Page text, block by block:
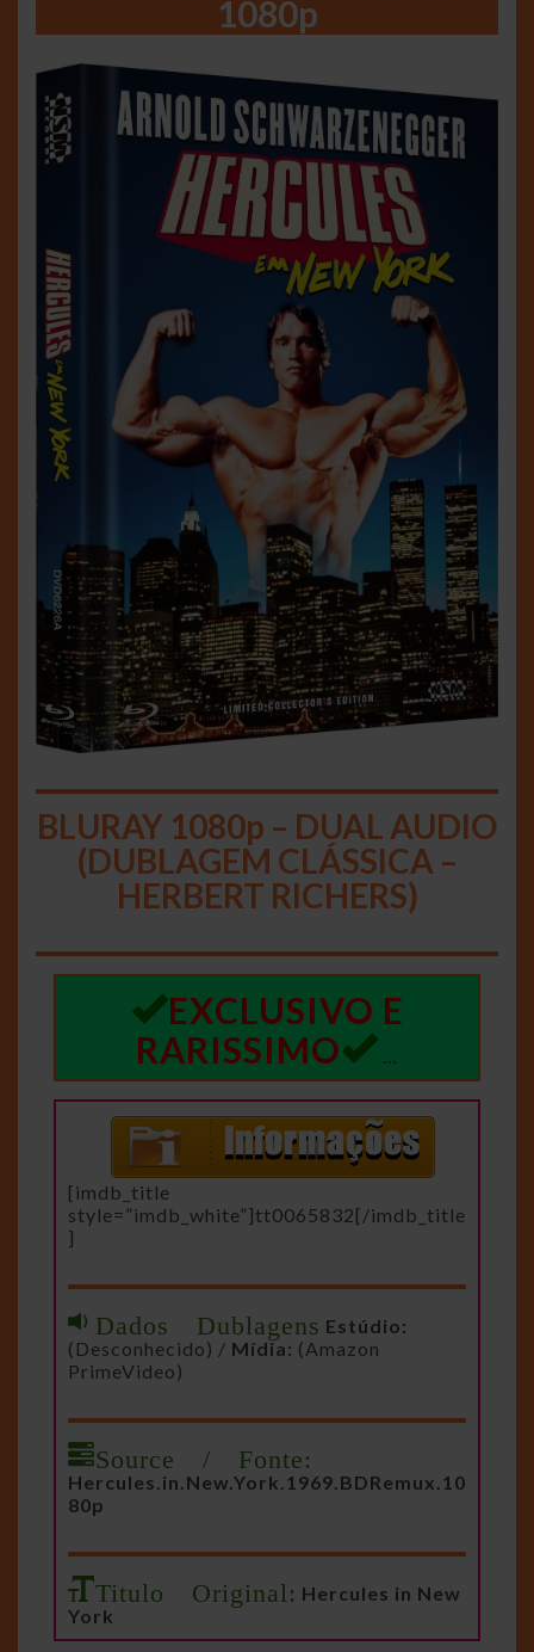
1080p
BLURAY 1080p – DUAL AUDIO
(DUBLAGEM CLÁSSICA –
HERBERT RICHERS)
EXCLUSIVO E
RARISSIMO
…
[imdb_title
style=”imdb_white”]tt0065832[/imdb_title
]
Dados Dublagens Estúdio:
(Desconhecido) / Mídia: (Amazon
PrimeVideo)
Source / Fonte:
Hercules.in.New.York.1969.BDRemux.10
80p
Titulo Original: Hercules in New
York